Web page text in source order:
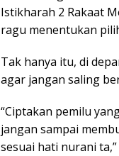
Istikharah 2 Rakaat
ragu menentukan
Tak hanya itu, di
agar jangan saling
“Ciptakan pemilu
jangan sampai
sesuai hati nurani